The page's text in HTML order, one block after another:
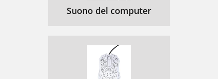
Suono del computer